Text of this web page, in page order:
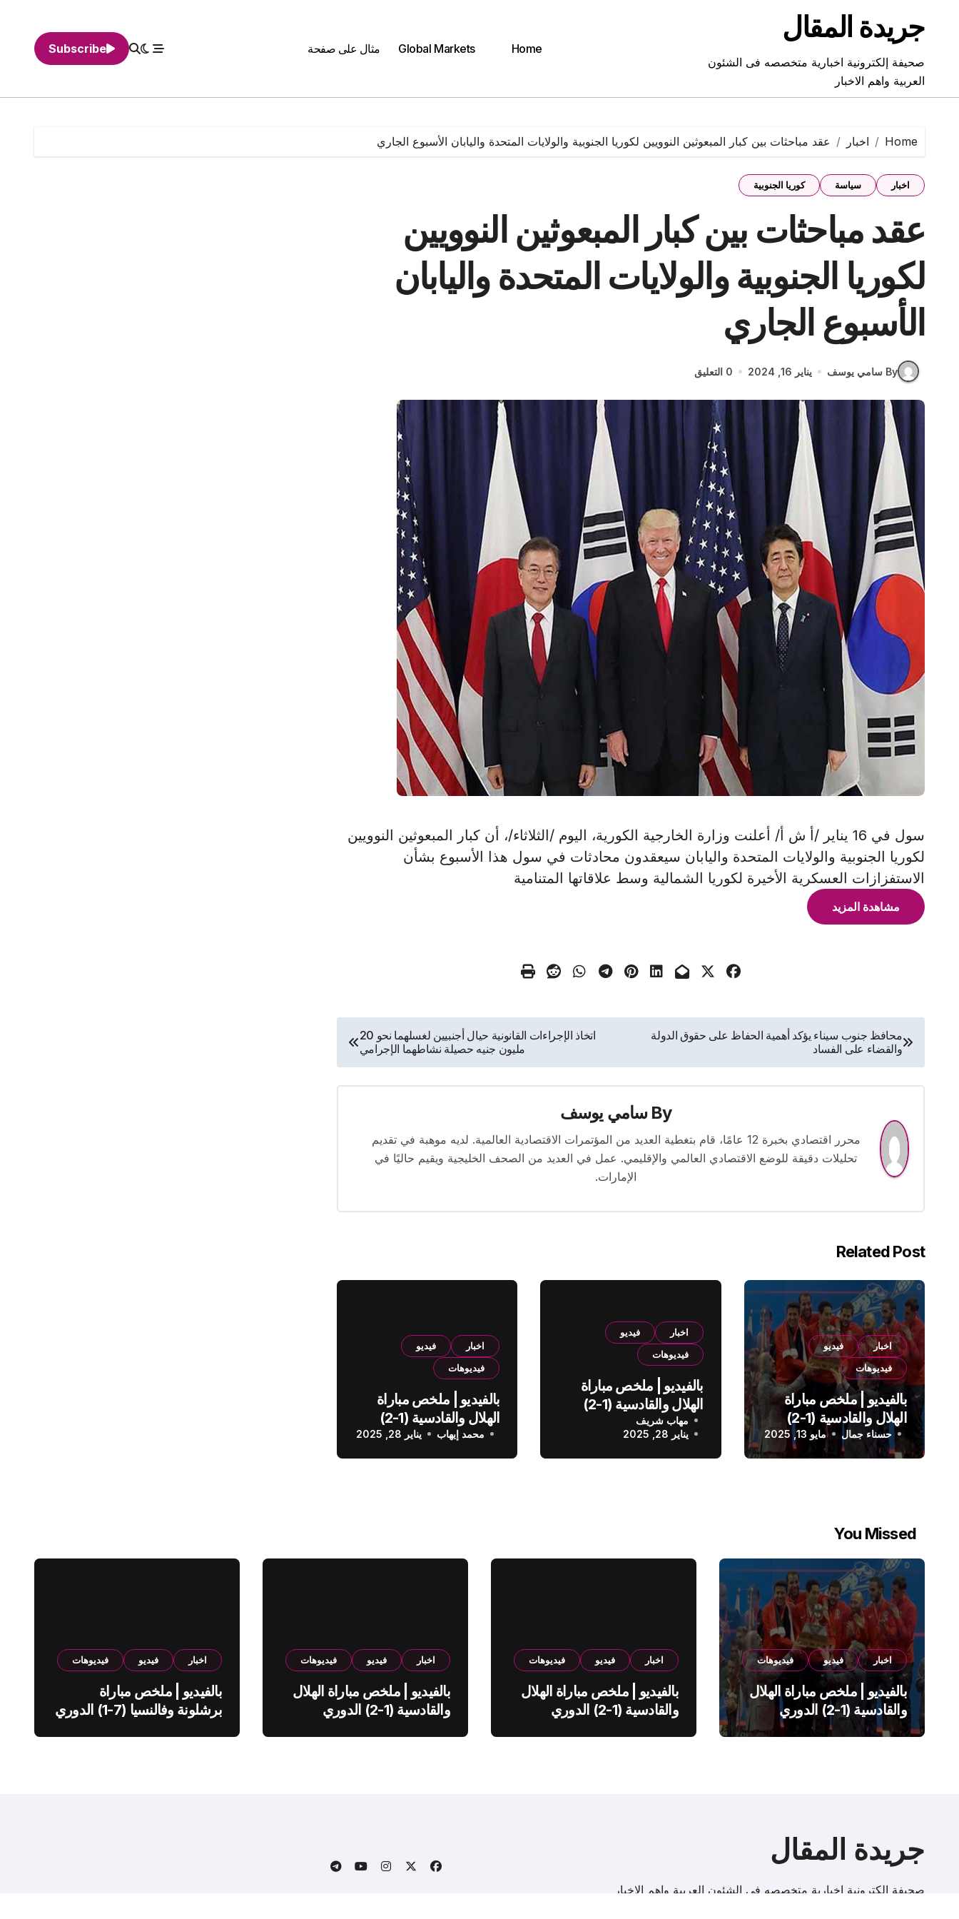
contentجريدة المقال
صحيفة إلكترونية اخبارية متخصصه فى الشئون
العربية واهم الاخبار
Home
Global Markets مثال على صفحة Subscribe
Home اخبار عقد مباحثات بين كبار المبعوثين النوويين لكوريا الجنوبية والولايات المتحدة واليابان الأسبوع الجاري
اخبار سياسة كوريا الجنوبية
عقد مباحثات بين كبار المبعوثين النوويين
لكوريا الجنوبية والولايات المتحدة واليابان
الأسبوع الجاري
By سامي يوسف يناير 16, 2024 0 التعليق
سول في 16 يناير /أ ش أ/ أعلنت وزارة الخارجية الكورية، اليوم /الثلاثاء/، أن كبار المبعوثين النوويين
لكوريا الجنوبية والولايات المتحدة واليابان سيعقدون محادثات في سول هذا الأسبوع بشأن
الاستفزازات العسكرية الأخيرة لكوريا الشمالية وسط علاقاتها المتنامية
مشاهدة المزيد
تصفّح
المقالات
محافظ جنوب سيناء يؤكد أهمية الحفاظ على حقوق الدولة
والقضاء على الفساد
اتخاذ الإجراءات القانونية حيال أجنبيين لغسلهما نحو 20
مليون جنيه حصيلة نشاطهما الإجرامي
By سامي يوسف
محرر اقتصادي بخبرة 12 عامًا، قام بتغطية العديد من المؤتمرات الاقتصادية العالمية. لديه موهبة في تقديم
تحليلات دقيقة للوضع الاقتصادي العالمي والإقليمي. عمل في العديد من الصحف الخليجية ويقيم حاليًا في
الإمارات.
Related Post
اخبار
فيديو
فيديوهات
بالفيديو | ملخص مباراة
الهلال والقادسية (1-2)
الدوري السعودي
حسناء جمال مايو 13, 2025
اخبار
فيديو
فيديوهات
بالفيديو | ملخص مباراة
الهلال والقادسية (1-2)
الدوري السعودي
مهاب شريف
يناير 28, 2025
اخبار
فيديو
فيديوهات
بالفيديو | ملخص مباراة
الهلال والقادسية (1-2)
الدوري السعودي
محمد إيهاب يناير 28, 2025
You Missed
اخبار فيديو فيديوهات
بالفيديو | ملخص مباراة الهلال
والقادسية (1-2) الدوري
السعودي
اخبار فيديو فيديوهات
بالفيديو | ملخص مباراة الهلال
والقادسية (1-2) الدوري
اخبار فيديو فيديوهات
بالفيديو | ملخص مباراة الهلال
والقادسية (1-2) الدوري
اخبار فيديو فيديوهات
بالفيديو | ملخص مباراة
برشلونة وفالنسيا (7-1) الدوري
جريدة المقال
صحيفة إلكترونية اخبارية متخصصه فى الشئون العربية واهم الاخبار